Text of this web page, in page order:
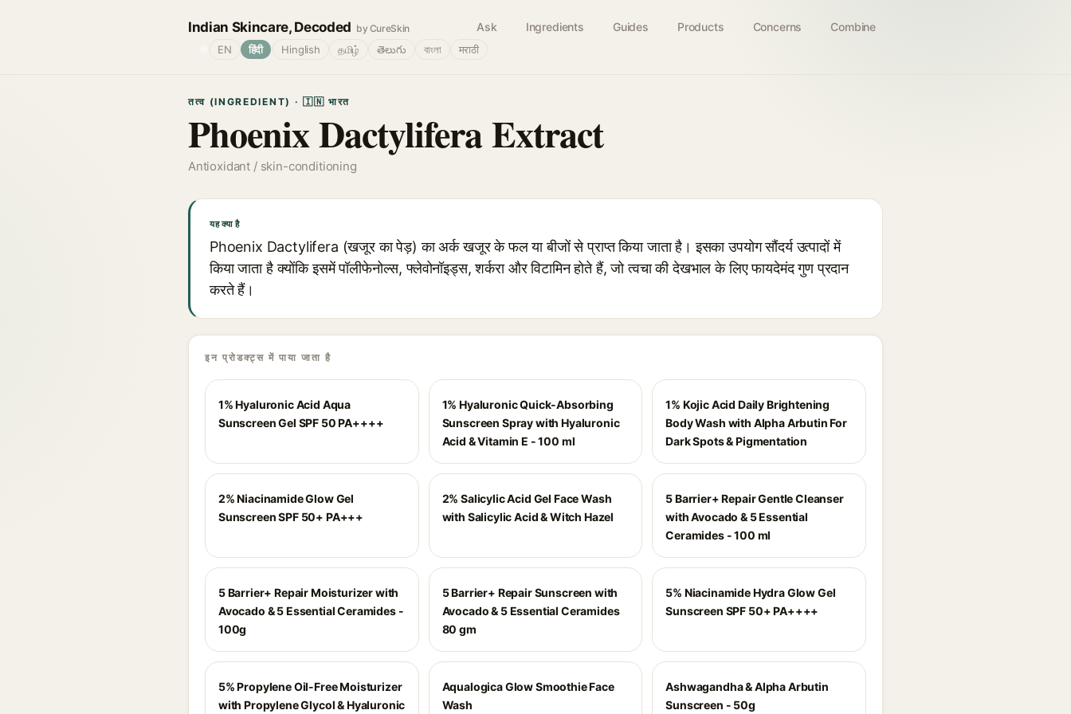
Indian Skincare, Decoded by CureSkin Ask Ingredients Guides Products Concerns Combine
EN हिंदी Hinglish தமிழ் తెలుగు বাংলা मराठी
तत्व (INGREDIENT) · 🇮🇳 भारत
Phoenix Dactylifera Extract
Antioxidant / skin-conditioning
यह क्या है
Phoenix Dactylifera (खजूर का पेड़) का अर्क खजूर के फल या बीजों से प्राप्त किया जाता है। इसका उपयोग सौंदर्य उत्पादों में
किया जाता है क्योंकि इसमें पॉलीफेनोल्स, फ्लेवोनॉइड्स, शर्करा और विटामिन होते हैं, जो त्वचा की देखभाल के लिए फायदेमंद गुण प्रदान
करते हैं।
इन प्रोडक्ट्स में पाया जाता है
1% Hyaluronic Acid Aqua
Sunscreen Gel SPF 50 PA++++
1% Hyaluronic Quick-Absorbing
Sunscreen Spray with Hyaluronic
Acid & Vitamin E - 100 ml
1% Kojic Acid Daily Brightening
Body Wash with Alpha Arbutin For
Dark Spots & Pigmentation
2% Niacinamide Glow Gel
Sunscreen SPF 50+ PA+++
2% Salicylic Acid Gel Face Wash
with Salicylic Acid & Witch Hazel
5 Barrier+ Repair Gentle Cleanser
with Avocado & 5 Essential
Ceramides - 100 ml
5 Barrier+ Repair Moisturizer with
Avocado & 5 Essential Ceramides -
100g
5 Barrier+ Repair Sunscreen with
Avocado & 5 Essential Ceramides
80 gm
5% Niacinamide Hydra Glow Gel
Sunscreen SPF 50+ PA++++
5% Propylene Oil-Free Moisturizer
with Propylene Glycol & Hyaluronic
Aqualogica Glow Smoothie Face
Wash
Ashwagandha & Alpha Arbutin
Sunscreen - 50g